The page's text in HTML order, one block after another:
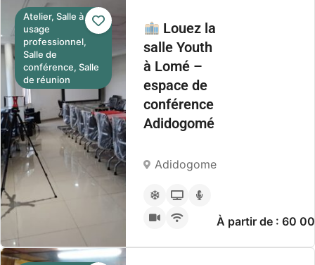
Atelier, Salle à
usage
professionnel,
Salle de
conférence, Salle
de réunion
Louez la
salle Youth
à Lomé –
espace de
conférence
Adidogomé
Adidogome
À partir de : 60